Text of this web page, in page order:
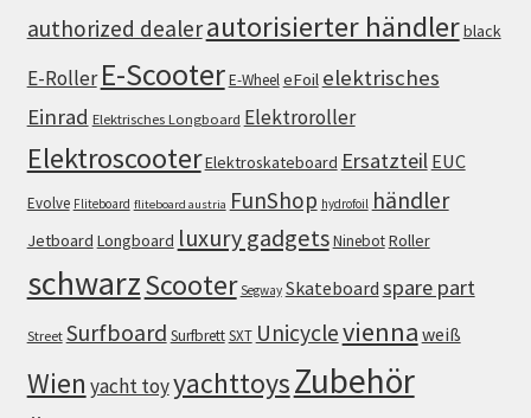
authorized dealerautorisierter händlerblack
E-Roller E-ScooterE-WheeleFoil elektrisches
Einrad Elektrisches Longboard Elektroroller
ElektroscooterElektroskateboard Ersatzteil EUC
Evolve Fliteboard fliteboard austria FunShop hydrofoil händler
Jetboard Longboard luxury gadgetsNinebotRoller
schwarzScooter Segway Skateboard spare part
Street Surfboard SurfbrettSXT Unicyclevienna weiß
Wien yacht toyyachttoysZubehör